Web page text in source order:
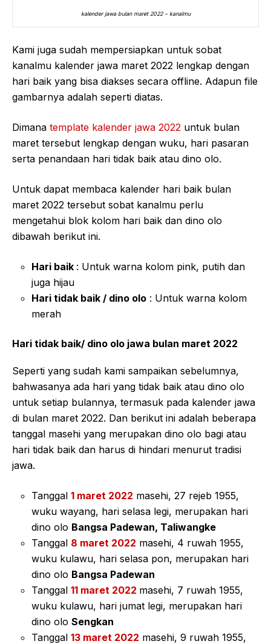
kalender jawa bulan maret 2022 – kanalmu
Kami juga sudah mempersiapkan untuk sobat
kanalmu kalender jawa maret 2022 lengkap dengan
hari baik yang bisa diakses secara offline. Adapun file
gambarnya adalah seperti diatas.
Dimana template kalender jawa 2022 untuk bulan
maret tersebut lengkap dengan wuku, hari pasaran
serta penandaan hari tidak baik atau dino olo.
Untuk dapat membaca kalender hari baik bulan
maret 2022 tersebut sobat kanalmu perlu
mengetahui blok kolom hari baik dan dino olo
dibawah berikut ini.
Hari baik : Untuk warna kolom pink, putih dan
juga hijau
Hari tidak baik / dino olo : Untuk warna kolom
merah
Hari tidak baik/ dino olo jawa bulan maret 2022
Seperti yang sudah kami sampaikan sebelumnya,
bahwasanya ada hari yang tidak baik atau dino olo
untuk setiap bulannya, termasuk pada kalender jawa
di bulan maret 2022. Dan berikut ini adalah beberapa
tanggal masehi yang merupakan dino olo bagi atau
hari tidak baik dan harus di hindari menurut tradisi
jawa.
Tanggal 1 maret 2022 masehi, 27 rejeb 1955,
wuku wayang, hari selasa legi, merupakan hari
dino olo Bangsa Padewan, Taliwangke
Tanggal 8 maret 2022 masehi, 4 ruwah 1955,
wuku kulawu, hari selasa pon, merupakan hari
dino olo Bangsa Padewan
Tanggal 11 maret 2022 masehi, 7 ruwah 1955,
wuku kulawu, hari jumat legi, merupakan hari
dino olo Sengkan
Tanggal 13 maret 2022 masehi, 9 ruwah 1955,